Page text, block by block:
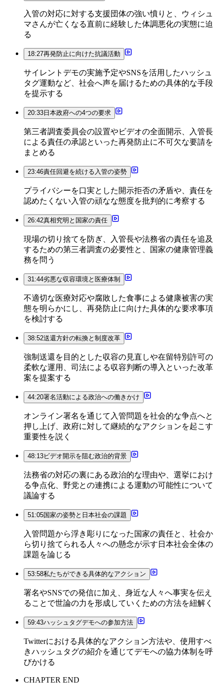
入管の対応に対する支援団体の強い憤りと、ウィシュ
マさんが亡くなる直前に経験した体調悪化の実態に迫
る
18:27再発防止に向けた抗議活動
サイレントデモの実施予定やSNSを活用したハッシュ
タグ運動など、社会へ声を届けるための具体的な手段
を提示する
20:33 日本政府への4つの要求
第三者調査委員会の設置やビデオの全面開示、入管長
による責任の承認といった再発防止に不可欠な要請を
まとめる
23:46責任回避を続ける入管の姿勢
プライバシーを口実とした開示拒否の矛盾や、責任を
認めたくない入管の頑なな態度を批判的に考察する
26:42真相究明と国家の責任
現場の切り捨てを防ぎ、入管長や法務省の責任を追及
するための第三者調査の必要性と、国家の健康管理義
務を問う
31:44劣悪な収容環境と医療体制
不適切な医療対応や腐敗した食事による健康被害の実
態を明らかにし、再発防止に向けた具体的な要求事項
を検討する
38:52送還方針の転換と制度改革
強制送還を目的とした収容の見直しや在留特別許可の
柔軟な運用、司法による収容判断の導入といった改革
案を提案する
44:20署名活動による政治への働きかけ
オンライン署名を通じて入管問題を社会的な争点へと
押し上げ、政府に対して継続的なアクションを起こす
重要性を説く
48:13ビデオ開示を阻む政治的背景
法務省の対応の裏にある政治的な理由や、選挙におけ
る争点化、野党との連携による運動の可能性について
議論する
51:05国家の姿勢と日本社会の課題
入管問題から浮き彫りになった国家の責任と、社会か
ら切り捨てられる人々への懸念が示す日本社会全体の
課題を論じる
53:58私たちができる具体的なアクション
署名やSNSでの発信に加え、身近な人々へ事実を伝え
ることで世論の力を形成していくための方法を紐解く
59:43ハッシュタグデモへの参加方法
Twitterにおける具体的なアクション方法や、使用すべ
きハッシュタグの紹介を通じてデモへの協力体制を呼
びかける
CHAPTER END